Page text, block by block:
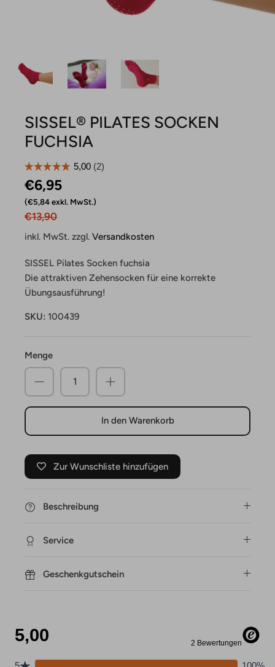
SISSEL® PILATES SOCKEN
FUCHSIA
€13,90
€5,84 exkl. MwSt.
€6,95 ‎
inkl. MwSt. zzgl. Versandkosten
SISSEL Pilates Socken fuchsia
Die attraktiven Zehensocken für eine korrekte
Übungsausführung!
SKU: 100439
Menge
In den Warenkorb
Zur Wunschliste hinzufügen
Beschreibung
Service
Geschenkgutschein